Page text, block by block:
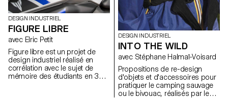
DESIGN INDUSTRIEL
FIGURE LIBRE
avec Elric Petit
Figure libre est un projet de
design industriel réalisé en
corrélation avec le sujet de
mémoire des étudiants en 3e
DESIGN INDUSTRIEL
INTO THE WILD
avec Stéphane Halmaï-Voisard
Propositions de re-design
d'objets et d'accessoires pour
pratiquer le camping sauvage
ou le bivouac, réalisés par les